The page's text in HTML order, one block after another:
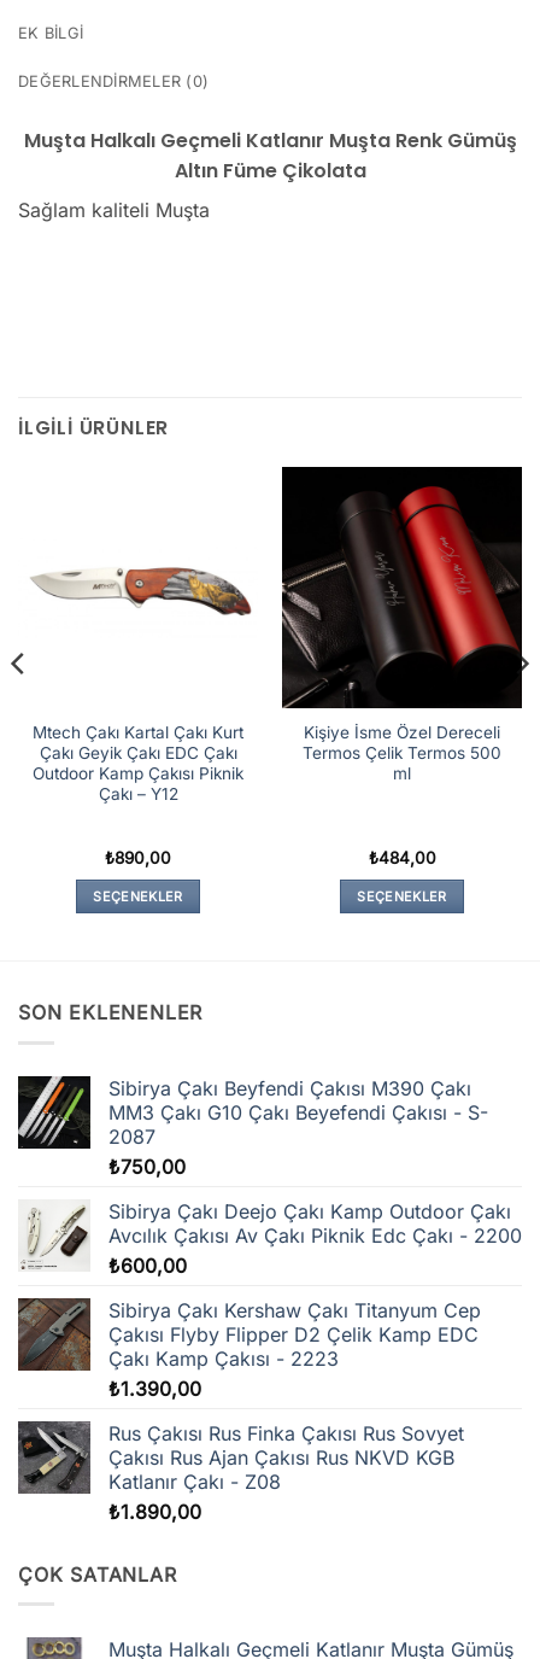
EK BILGI
DEĞERLENDIRMELER (0)
Muşta Halkalı Geçmeli Katlanır Muşta Renk Gümüş
Altın Füme Çikolata
Sağlam kaliteli Muşta
İLGILI ÜRÜNLER
Mtech Çakı Kartal Çakı Kurt
Çakı Geyik Çakı EDC Çakı
Outdoor Kamp Çakısı Piknik
Çakı – Y12
₺890,00
SEÇENEKLER
fazla
varyasyonu
Seçenekler
ürün
sayfasından
Kişiye İsme Özel Dereceli
Termos Çelik Termos 500
ml
₺484,00
SEÇENEKLER
Seçenekler
ürün
sayfasından
SON EKLENENLER
Sibirya Çakı Beyfendi Çakısı M390 Çakı
MM3 Çakı G10 Çakı Beyefendi Çakısı - S-
2087
₺750,00
Sibirya Çakı Deejo Çakı Kamp Outdoor Çakı
Avcılık Çakısı Av Çakı Piknik Edc Çakı - 2200
₺600,00
Sibirya Çakı Kershaw Çakı Titanyum Cep
Çakısı Flyby Flipper D2 Çelik Kamp EDC
Çakı Kamp Çakısı - 2223
₺1.390,00
Rus Çakısı Rus Finka Çakısı Rus Sovyet
Çakısı Rus Ajan Çakısı Rus NKVD KGB
Katlanır Çakı - Z08
₺1.890,00
ÇOK SATANLAR
Muşta Halkalı Geçmeli Katlanır Muşta Gümüş